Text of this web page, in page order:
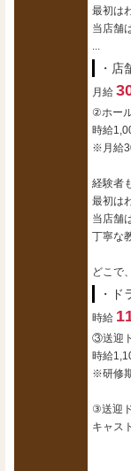
最初は
当店舗
・店
月給
②ホー
時給
※月給
経験者
最初は
当店舗
丁寧な
どこで
・ド
時給
③送迎
時給
※研修
③送迎
キャス